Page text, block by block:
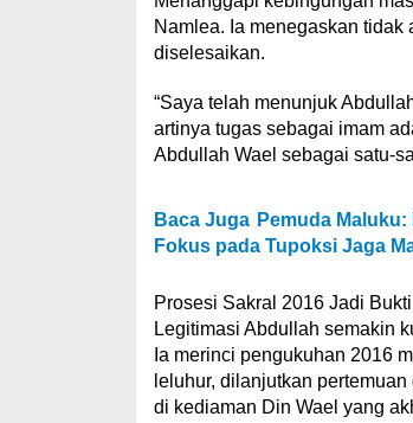
Namlea. Ia menegaskan
diselesaikan.
“Saya telah menunjuk
artinya tugas sebagai imam
Abdullah Wael sebagai satu-
Baca Juga Pemuda
Fokus pada Tupoksi Jaga
Prosesi Sakral 2016 Jadi Bukti
Legitimasi Abdullah semakin
Ia merinci pengukuhan 2016
leluhur, dilanjutkan
di kediaman Din Wael yang